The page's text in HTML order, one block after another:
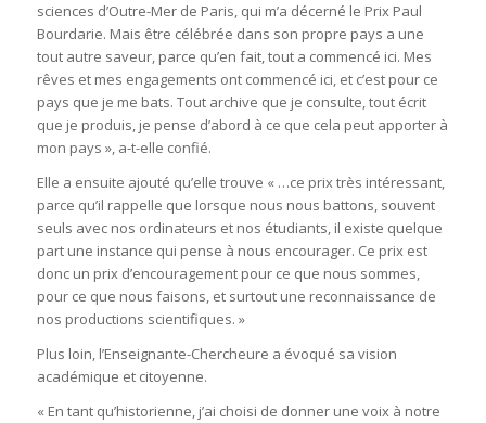
sciences d’Outre-Mer de Paris, qui m’a décerné le Prix Paul
Bourdarie. Mais être célébrée dans son propre pays a une
tout autre saveur, parce qu’en fait, tout a commencé ici. Mes
rêves et mes engagements ont commencé ici, et c’est pour ce
pays que je me bats. Tout archive que je consulte, tout écrit
que je produis, je pense d’abord à ce que cela peut apporter à
mon pays », a-t-elle confié.
Elle a ensuite ajouté qu’elle trouve « …ce prix très intéressant,
parce qu’il rappelle que lorsque nous nous battons, souvent
seuls avec nos ordinateurs et nos étudiants, il existe quelque
part une instance qui pense à nous encourager. Ce prix est
donc un prix d’encouragement pour ce que nous sommes,
pour ce que nous faisons, et surtout une reconnaissance de
nos productions scientifiques. »
Plus loin, l’Enseignante-Chercheure a évoqué sa vision
académique et citoyenne.
« En tant qu’historienne, j’ai choisi de donner une voix à notre